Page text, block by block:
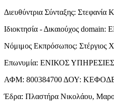
Διευθύντρια Σύνταξης: Στεφανία
Ιδιοκτησία - Δικαιούχος domain:
Νόμιμος Εκπρόσωπος: Στέργιος
Επωνυμία: ΕΝΙΚΟΣ
ΑΦΜ: 800384700 ΔΟΥ:
Έδρα: Πλαστήρα Νικολάου,